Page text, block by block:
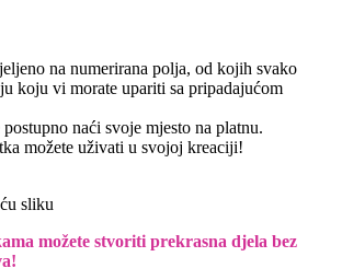
na numerirana polja, od kojih svako
koju vi morate upariti sa pripadajućom
postupno naći svoje mjesto na platnu.
možete uživati u svojoj kreaciji!
sliku
možete stvoriti prekrasna djela bez